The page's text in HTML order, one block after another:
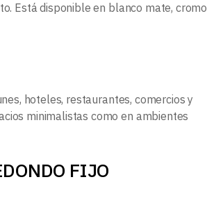
Está disponible en blanco mate, cromo
hoteles, restaurantes, comercios y
minimalistas como en ambientes
FIJO